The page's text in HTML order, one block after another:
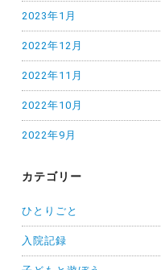
2023年1月
2022年12月
2022年11月
2022年10月
2022年9月
カテゴリー
ひとりごと
入院記録